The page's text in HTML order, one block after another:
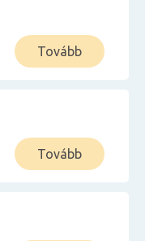
Tovább
Tovább